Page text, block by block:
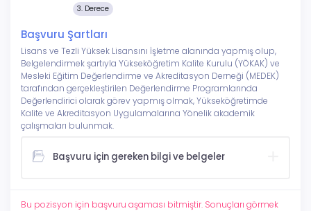
3. Derece
Başvuru Şartları
Lisans ve Tezli Yüksek Lisansını İşletme alanında yapmış olup,
Belgelendirmek şartıyla Yükseköğretim Kalite Kurulu (YÖKAK) ve
Mesleki Eğitim Değerlendirme ve Akreditasyon Derneği (MEDEK)
tarafından gerçekleştirilen Değerlendirme Programlarında
Değerlendirici olarak görev yapmış olmak, Yükseköğretimde
Kalite ve Akreditasyon Uygulamalarına Yönelik akademik
çalışmaları bulunmak.
Başvuru için gereken bilgi ve belgeler
Bu pozisyon için başvuru aşaması bitmiştir. Sonuçları görmek